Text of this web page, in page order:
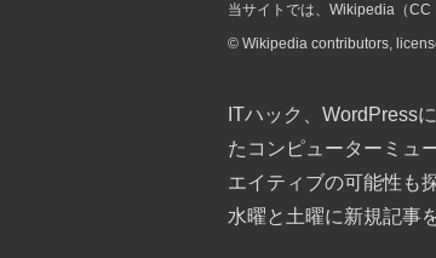
当サイトでは、Wikipedia（CC
© Wikipedia contributors,
ITハック、WordPress
たコンピューターミュ
エイティブの可能性も
水曜と土曜に新規記事